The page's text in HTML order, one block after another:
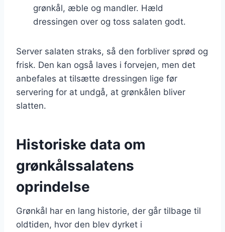
grønkål, æble og mandler. Hæld
dressingen over og toss salaten godt.
Server salaten straks, så den forbliver sprød og
frisk. Den kan også laves i forvejen, men det
anbefales at tilsætte dressingen lige før
servering for at undgå, at grønkålen bliver
slatten.
Historiske data om
grønkålssalatens
oprindelse
Grønkål har en lang historie, der går tilbage til
oldtiden, hvor den blev dyrket i